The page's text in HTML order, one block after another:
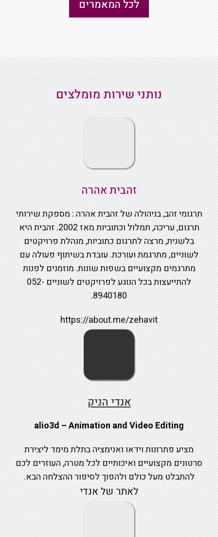
לכל המאמרים
נותני שירות מומלצים
זהבית אהרה
תרגומי זהב, בניהולה של זהבית אהרה : מספקת שירותי
תרגום, עריכה, תמלול וכתוביות מאז 2002. זהבית היא
בלשנית, מרצה לתרגום כתוביות, מנהלת פרויקטים
לשוניים, מתרגמת ועורכת. עובדת בשיתוף פעולה עם
מתרגמים מקצועיים בשפות שונות. מוזמנים לפנות
להתייעצות בכל הנוגע לפרויקטים לשוניים 052-
8940180.
https://about.me/zehavit
אנדי הניק
alio3d – Animation and Video Editing
מציע פתרונות וידאו ואנימציה בתלת מימד ליצירת
סרטונים מקצועיים ואיכותיים לכל מטרה, העוזרים לכם
להתבלט מעל כולם ולהפוך לסיפור ההצלחה הבא.
לאתר של אנדי